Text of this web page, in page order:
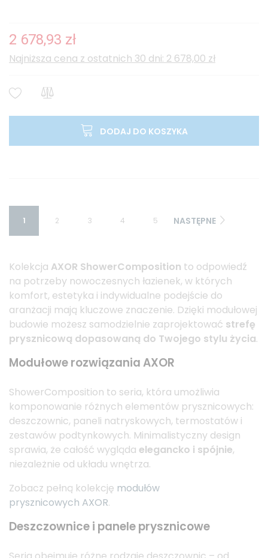
2 678,93 zł
Najniższa cena z ostatnich 30 dni: 2 678,00 zł
DODAJ DO KOSZYKA
1 2 3 4 5 NASTĘPNE
Kolekcja AXOR ShowerComposition to odpowiedź
na potrzeby nowoczesnych łazienek, w których
komfort, estetyka i indywidualne podejście do
aranżacji mają kluczowe znaczenie. Dzięki modułowej
budowie możesz samodzielnie zaprojektować strefę
prysznicową dopasowaną do Twojego stylu życia.
Modułowe rozwiązania AXOR
ShowerComposition to seria, która umożliwia
komponowanie różnych elementów prysznicowych:
deszczownic, paneli natryskowych, termostatów i
zestawów podtynkowych. Minimalistyczny design
sprawia, że całość wygląda elegancko i spójnie,
niezależnie od układu wnętrza.
Zobacz pełną kolekcję modułów
prysznicowych AXOR.
Deszczownice i panele prysznicowe